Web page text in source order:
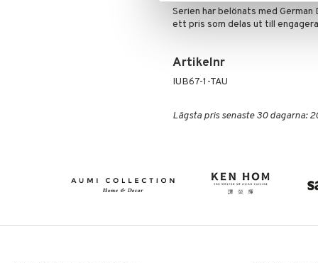
Serien har belönats med
ett pris som delas ut till
Artikelnr
IUB67-1-TAU
Lägsta pris senaste 30 dagarna: